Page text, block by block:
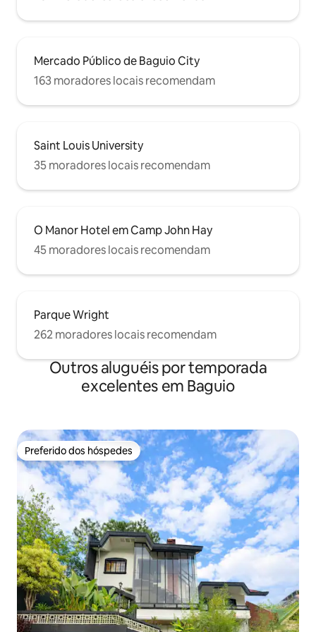
Mercado Público de Baguio City
163 moradores locais recomendam
Saint Louis University
35 moradores locais recomendam
O Manor Hotel em Camp John Hay
45 moradores locais recomendam
Parque Wright
262 moradores locais recomendam
Outros aluguéis por temporada
excelentes em Baguio
Preferido dos hóspedes
Preferido dos hóspedes